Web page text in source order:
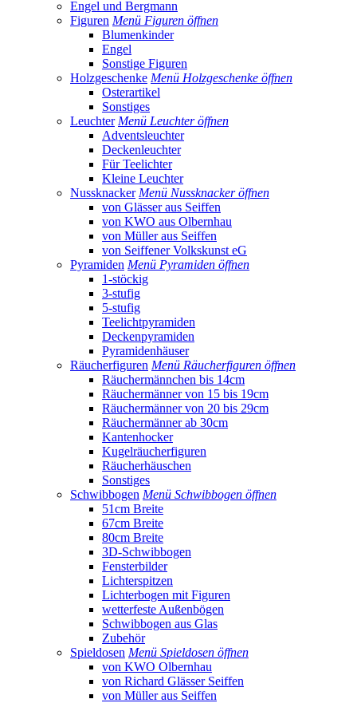
Engel und Bergmann
Figuren Menü Figuren öffnen
Blumenkinder
Engel
Sonstige Figuren
Holzgeschenke Menü Holzgeschenke öffnen
Osterartikel
Sonstiges
Leuchter Menü Leuchter öffnen
Adventsleuchter
Deckenleuchter
Für Teelichter
Kleine Leuchter
Nussknacker Menü Nussknacker öffnen
von Glässer aus Seiffen
von KWO aus Olbernhau
von Müller aus Seiffen
von Seiffener Volkskunst eG
Pyramiden Menü Pyramiden öffnen
1-stöckig
3-stufig
5-stufig
Teelichtpyramiden
Deckenpyramiden
Pyramidenhäuser
Räucherfiguren Menü Räucherfiguren öffnen
Räuchermännchen bis 14cm
Räuchermänner von 15 bis 19cm
Räuchermänner von 20 bis 29cm
Räuchermänner ab 30cm
Kantenhocker
Kugelräucherfiguren
Räucherhäuschen
Sonstiges
Schwibbogen Menü Schwibbogen öffnen
51cm Breite
67cm Breite
80cm Breite
3D-Schwibbogen
Fensterbilder
Lichterspitzen
Lichterbogen mit Figuren
wetterfeste Außenbögen
Schwibbogen aus Glas
Zubehör
Spieldosen Menü Spieldosen öffnen
von KWO Olbernhau
von Richard Glässer Seiffen
von Müller aus Seiffen